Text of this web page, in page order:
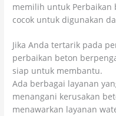
memilih untuk Perbaikan
cocok untuk digunakan
Jika Anda tertarik pada
perbaikan beton
siap untuk membantu.
Ada berbagai layanan
menangani kerusakan
menawarkan layanan